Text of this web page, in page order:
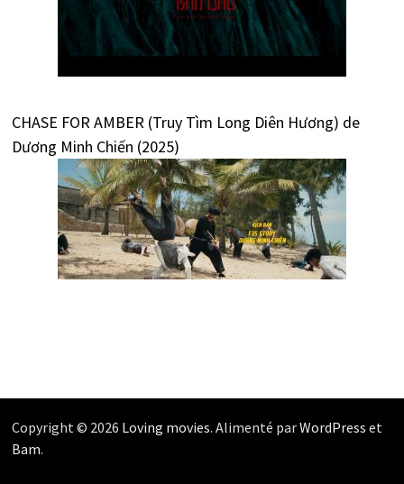
CHASE FOR AMBER (Truy Tìm Long Diên Hương) de
Dương Minh Chiến (2025)
Copyright © 2026 Loving movies. Alimenté parWordPress et
Bam.